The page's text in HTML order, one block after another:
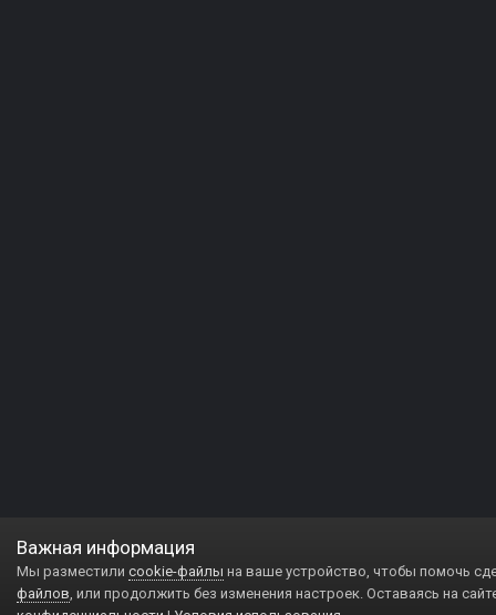
Важная информация
Мы разместили cookie-файлы на ваше устройство, чтобы помочь
файлов, или продолжить без изменения настроек. Оставаясь на